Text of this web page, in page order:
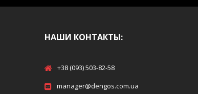
НАШИ КОНТАКТЫ:
+38 (093) 503-82-58
manager@dengos.com.ua